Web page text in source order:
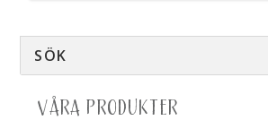
VÅRA PRODUKTER